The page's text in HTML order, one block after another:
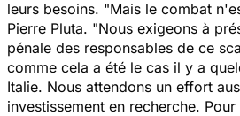
leurs besoins. "Mais le combat
Pierre Pluta. "Nous exigeons à
pénale des responsables de ce
comme cela a été le cas il y a
Italie. Nous attendons un effort
investissement en recherche.